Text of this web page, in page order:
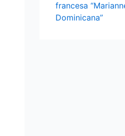
francesa
Dominicana”